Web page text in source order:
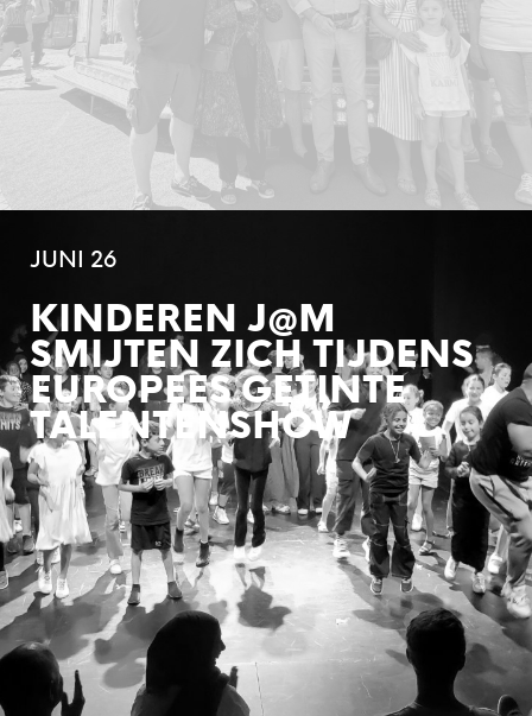
JUNI 26
KINDEREN J@M
SMIJTEN ZICH TIJDENS
EUROPEES GETINTE
TALENTENSHOW